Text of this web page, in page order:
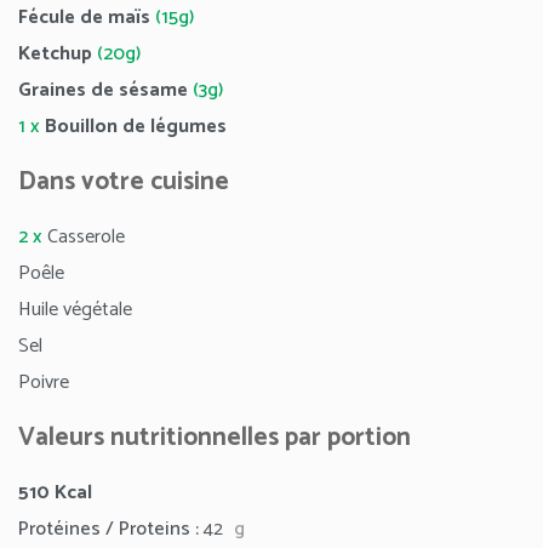
Fécule de maïs (15g)
Ketchup (20g)
Graines de sésame (3g)
1 xBouillon de légumes
Dans votre cuisine
2 xCasserole
Poêle
Huile végétale
Sel
Poivre
Valeurs nutritionnelles par portion
510 Kcal
Protéines / Proteins :42 g